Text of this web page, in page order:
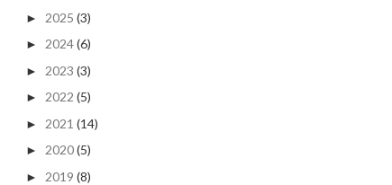
► 2025 (3)
► 2024(6)
► 2023 (3)
► 2022 (5)
► 2021 (14)
► 2020(5)
► 2019 (8)